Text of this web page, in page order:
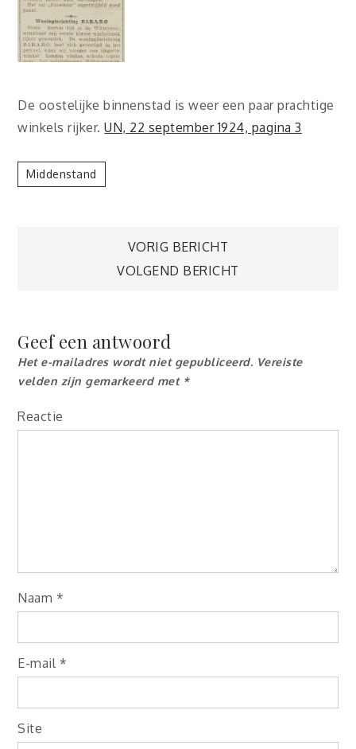
De oostelijke binnenstad is weer een paar prachtige
winkels rijker.UN, 22 september 1924, pagina 3
Middenstand
Berichtnavigatie
VORIG BERICHT
VOLGEND BERICHT
Geef een antwoord
Het e-mailadres wordt niet gepubliceerd. Vereiste
velden zijn gemarkeerd met *
Reactie
Naam *
E-mail *
Site